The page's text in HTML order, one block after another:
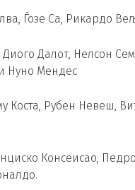
Ѓозе Са, Рикардо
Далот, Нелсон
Нуно Мендес
Коста, Рубен Невеш,
Консеисао,